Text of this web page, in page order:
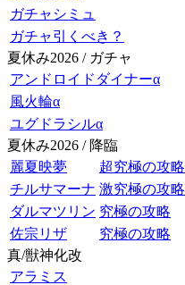
ガチャシミュ
ガチャ引くべき？
夏休み2026 / ガチャ
アンドロイドダイナーα
風火輪α
ユグドラシルα
夏休み2026 / 降臨
麗夏映夢
超究極の攻略
チルサマーナ 激究極の攻略
ダルマツリン 究極の攻略
佐宗リザ
究極の攻略
真/獣神化改
アラミス